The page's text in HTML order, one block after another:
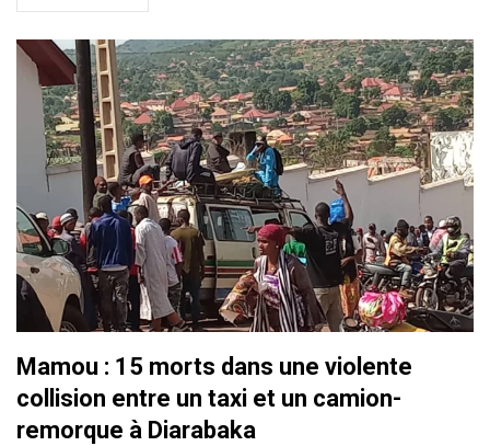
Mamou : 15 morts dans une violente
collision entre un taxi et un camion-
remorque à Diarabaka